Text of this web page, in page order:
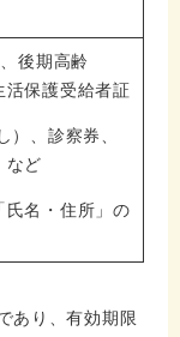
後期高齢
活保護受給者証
）、診察券、
ど
名・住所」の
あり、有効期限